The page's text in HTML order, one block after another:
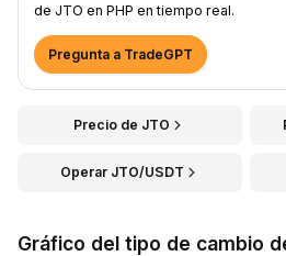
de JTO en PHP en tiempo real.
Pregunta a TradeGPT
Precio de JTO
Operar JTO/USDT
Gráfico del tipo de cambio